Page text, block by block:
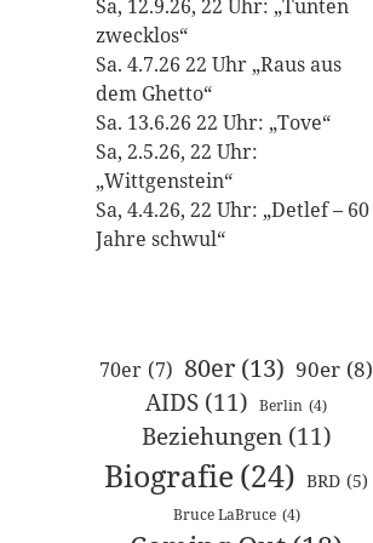
Sa, 12.9.26, 22 Uhr: „Tunten
zwecklos“
Sa. 4.7.26 22 Uhr „Raus aus
dem Ghetto“
Sa. 13.6.26 22 Uhr: „Tove“
Sa, 2.5.26, 22 Uhr:
„Wittgenstein“
Sa, 4.4.26, 22 Uhr: „Detlef – 60
Jahre schwul“
70er (7) 80er (13) 90er (8)
AIDS (11) Berlin (4)
Beziehungen (11)
Biografie(24) BRD (5)
Bruce LaBruce (4)